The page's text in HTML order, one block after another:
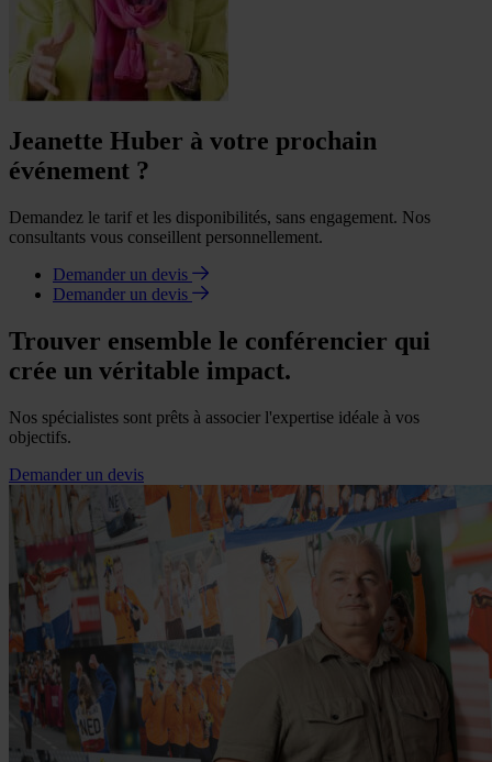
Jeanette Huber à votre prochain
événement ?
Demandez le tarif et les disponibilités, sans engagement. Nos
consultants vous conseillent personnellement.
Demander un devis
Demander un devis
Trouver ensemble le conférencier qui
crée un véritable impact.
Nos spécialistes sont prêts à associer l'expertise idéale à vos
objectifs.
Demander un devis